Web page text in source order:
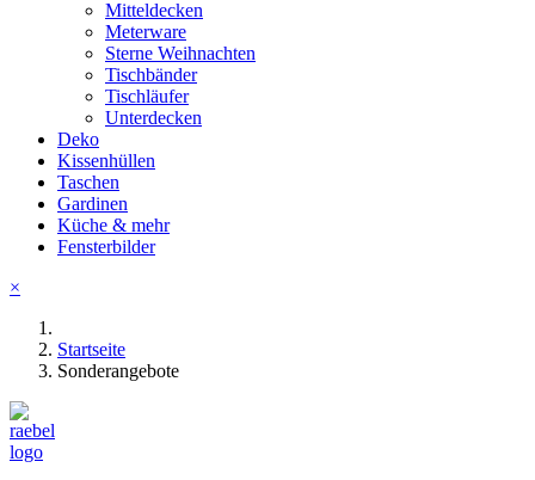
Mitteldecken
Meterware
Sterne Weihnachten
Tischbänder
Tischläufer
Unterdecken
Deko
Kissenhüllen
Taschen
Gardinen
Küche & mehr
Fensterbilder
×
Startseite
Sonderangebote